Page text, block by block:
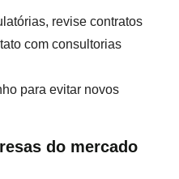
revise contratos
com consultorias
para evitar novos
do mercado